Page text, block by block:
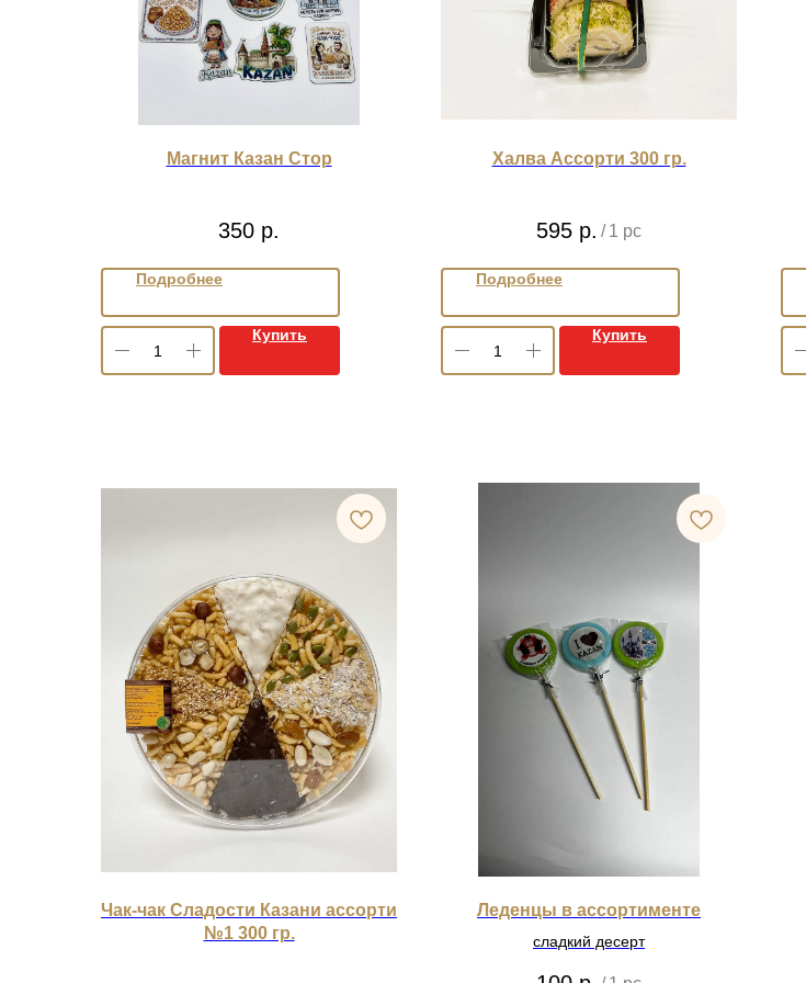
Магнит Казан Стор
350 р.
Подробнее
Купить
Халва Ассорти 300 гр.
595 р. / 1 pc
Подробнее
Купить
Чак-чак Сладости Казани ассорти
№1 300 гр.
Леденцы в ассортименте
сладкий десерт